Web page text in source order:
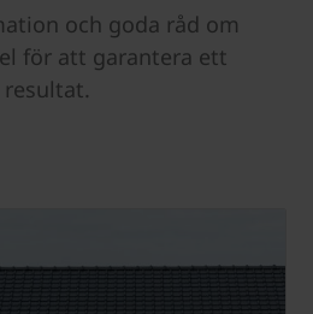
och goda råd om
för att garantera ett